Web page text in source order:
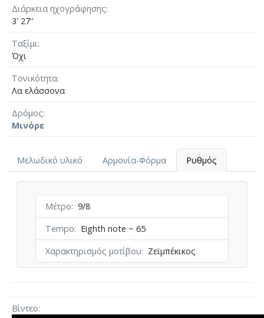
Διάρκεια ηχογράφησης
3' 27''
Ταξίμι
Όχι
Τονικότητα
Λα ελάσσονα
Δρόμος
Μινόρε
Μελωδικό υλικό Αρμονία-Φόρμα Ρυθμός
Μέτρο
9/8
Tempo
Eighth note ~ 65
Χαρακτηρισμός μοτίβου
Ζεϊμπέκικος
Βίντεο